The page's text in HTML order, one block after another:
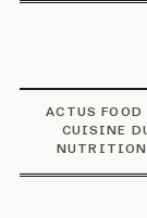
ACTUS
CUISINE